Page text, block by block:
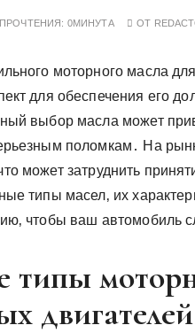
0МИНУТА ОТ
моторного масла
для обеспечения его
выбор масла может
поломкам․ На
может затруднить
типы масел‚ их
чтобы ваш автомобиль
типы
двигателей